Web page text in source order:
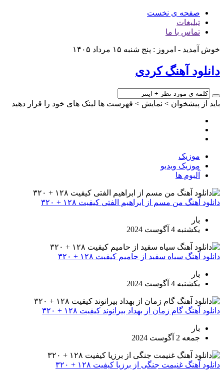
صفحه ی نخست
تبلیغات
تماس با ما
خوش آمدید - امروز : پنج شنبه ۱۵ مرداد ۱۴۰۵
دانلود آهنگ کردی
باید از پیشخوان > نمایش > فهرست ها لینک های خود را قرار دهید
موزیک
موزیک ویدیو
آلبوم ها
دانلود آهنگ من مسم از ابراهیم الفتی کیفیت ۱۲۸ + ۳۲۰
بار
یکشنبه 4 آگوست 2024
دانلود آهنگ سیاه سفید از حامیم کیفیت ۱۲۸ + ۳۲۰
بار
یکشنبه 4 آگوست 2024
دانلود آهنگ گام زمان از بهداد بیرانوند کیفیت ۱۲۸ + ۳۲۰
بار
جمعه 2 آگوست 2024
دانلود آهنگ غنیمت جنگی از برزیا کیفیت ۱۲۸ + ۳۲۰